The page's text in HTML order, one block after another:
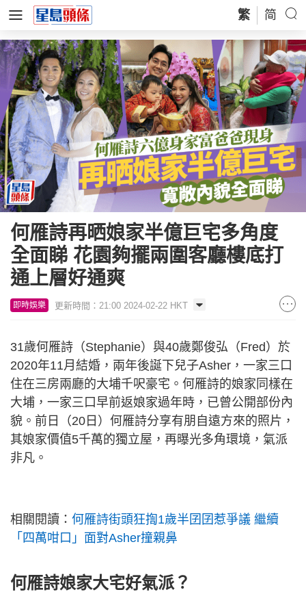
繁 简
何雁詩再晒娘家半億巨宅多角度
全面睇 花園夠擺兩圍客廳樓底打
通上層好通爽
即時娛樂 更新時間：21:00 2024-02-22 HKT
31歲何雁詩（Stephanie）與40歲鄭俊弘（Fred）於
2020年11月結婚，兩年後誕下兒子Asher，一家三口
住在三房兩廳的大埔千呎豪宅。何雁詩的娘家同樣在
大埔，一家三口早前返娘家過年時，已曾公開部份內
貌。前日（20日）何雁詩分享有朋自遠方來的照片，
其娘家價值5千萬的獨立屋，再曝光多角環境，氣派
非凡。
相關閱讀： 何雁詩街頭狂揈1歲半囝囝惹爭議 繼續
「四萬咁口」面對Asher撞親鼻
何雁詩娘家大宅好氣派？